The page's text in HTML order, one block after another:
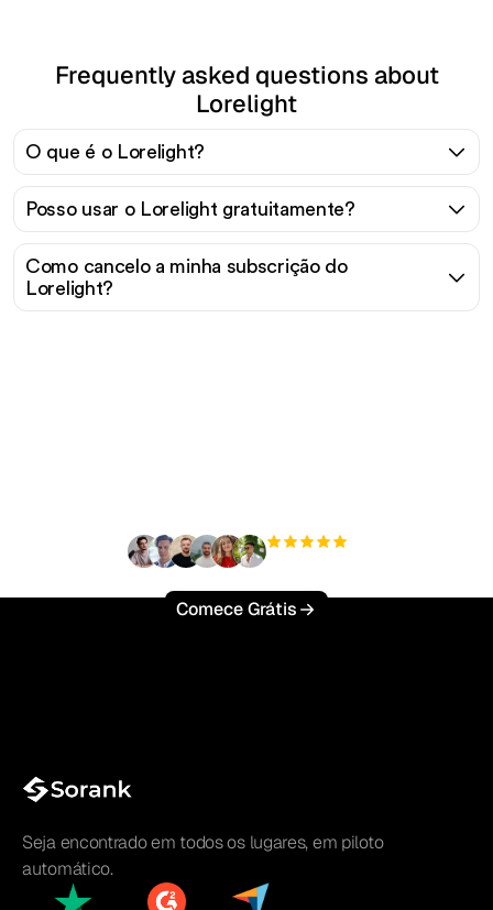
Frequently asked questions about
Lorelight
O que é o Lorelight?
Posso usar o Lorelight gratuitamente?
Como cancelo a minha subscrição do
Lorelight?
Comece Grátis
Seja encontrado em todos os lugares, em piloto
automático.